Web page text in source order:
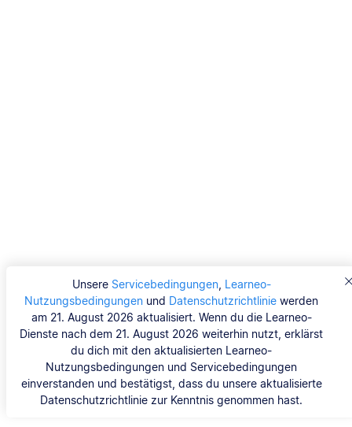
Unsere Servicebedingungen, Learneo-
Nutzungsbedingungen und Datenschutzrichtlinie werden
am 21. August 2026 aktualisiert. Wenn du die Learneo-
Dienste nach dem 21. August 2026 weiterhin nutzt, erklärst
du dich mit den aktualisierten Learneo-
Nutzungsbedingungen und Servicebedingungen
einverstanden und bestätigst, dass du unsere aktualisierte
Datenschutzrichtlinie zur Kenntnis genommen hast.